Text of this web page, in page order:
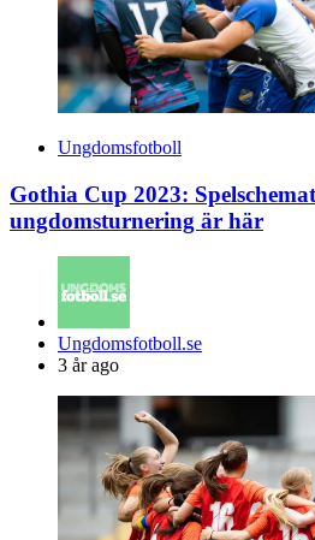
Ungdomsfotboll
Gothia Cup 2023:
ungdomsturnering är här
Posted
by
Ungdomsfotboll.se
3 år ago